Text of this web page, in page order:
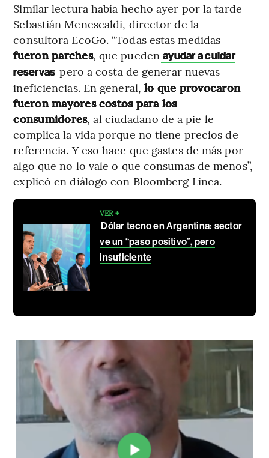
Similar lectura había hecho ayer por la tarde
Sebastián Menescaldi, director de la
consultora EcoGo. “Todas estas medidas
fueron parches, que pueden ayudar a cuidar
reservas pero a costa de generar nuevas
ineficiencias. En general,lo que provocaron
fueron mayores costos para los
consumidores, al ciudadano de a pie le
complica la vida porque no tiene precios de
referencia. Y eso hace que gastes de más por
algo que no lo vale o que consumas de menos”,
explicó en diálogo con Bloomberg Línea.
VER +
Dólar tecno en Argentina: sector
ve un “paso positivo”, pero
insuficiente